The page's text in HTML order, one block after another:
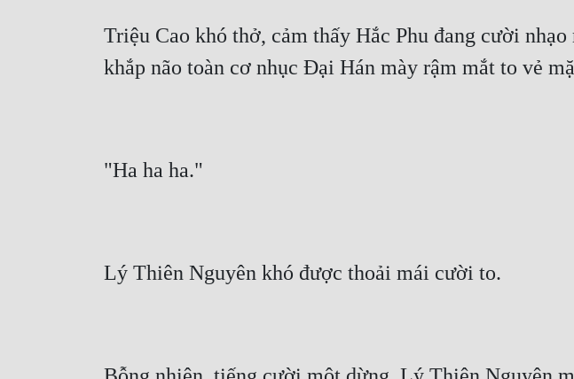
Triệu Cao khó thở, cảm thấy Hắc Phu đang cười
khắp não toàn cơ nhục Đại Hán mày rậm mắt to vẻ
"Ha ha ha."
Lý Thiên Nguyên khó được thoải mái cười to.